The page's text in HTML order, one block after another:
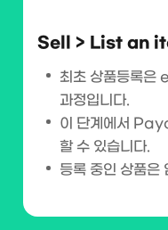
Sell > List an
최초 상품등록은
과정입니다.
이 단계에서
할 수 있습니다.
등록 중인 상품은